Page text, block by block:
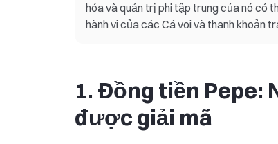
hóa và quản trị phi tập trung của nó có
hành vi của các Cá voi và thanh khoản
1. Đồng tiền Pepe:
được giải mã